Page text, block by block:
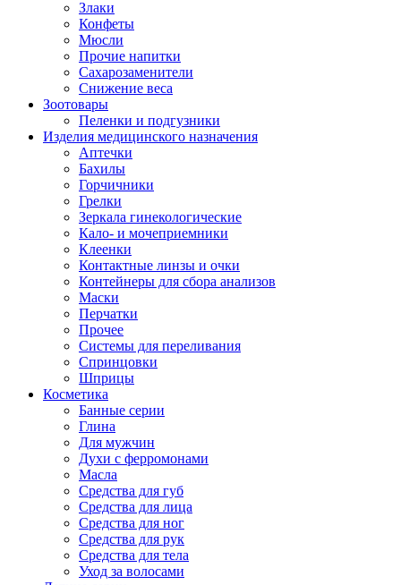
Злаки
Конфеты
Мюсли
Прочие напитки
Сахарозаменители
Снижение веса
Зоотовары
Пеленки и подгузники
Изделия медицинского назначения
Аптечки
Бахилы
Горчичники
Грелки
Зеркала гинекологические
Кало- и мочеприемники
Клеенки
Контактные линзы и очки
Контейнеры для сбора анализов
Маски
Перчатки
Прочее
Системы для переливания
Спринцовки
Шприцы
Косметика
Банные серии
Глина
Для мужчин
Духи с ферромонами
Масла
Средства для губ
Средства для лица
Средства для ног
Средства для рук
Средства для тела
Уход за волосами